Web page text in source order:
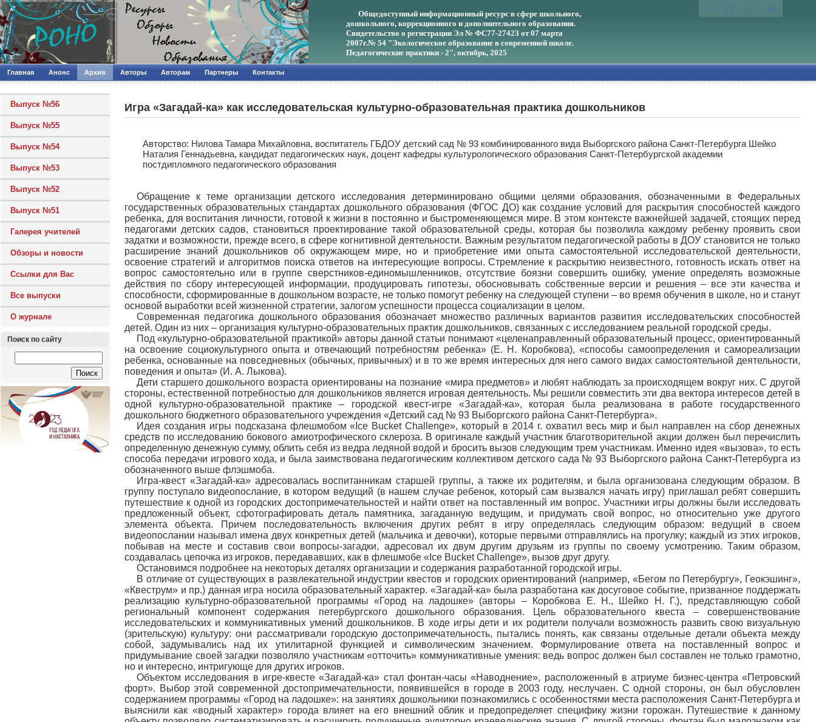
Общедоступный информационный ресурс в сфере школьного,
дошкольного, коррекционного и дополнительного образования.
Свидетельство о регистрации Эл № ФС77-27423 от 07 марта
2007г.№ 54 "Экологическое образование в современной школе.
Педагогические практики - 2", октябрь, 2025
Главная Анонс Архив Авторы Авторам Партнеры Контакты
Выпуск №56
Выпуск №55
Выпуск №54
Выпуск №53
Выпуск №52
Выпуск №51
Галерея учителей
Обзоры и новости
Ссылки для Вас
Все выпуски
О журнале
Поиск по сайту
Игра «Загадай-ка» как исследовательская культурно-образовательная практика дошкольников
Авторcтво: Нилова Тамара Михайловна, воспитатель ГБДОУ детский сад № 93 комбинированного вида Выборгского района Санкт-Петербурга Шейко
Наталия Геннадьевна, кандидат педагогических наук, доцент кафедры культурологического образования Санкт-Петербургской академии
постдипломного педагогического образования
Обращение к теме организации детского исследования детерминировано общими целями образования, обозначенными в Федеральных
государственных образовательных стандартах дошкольного образования (ФГОС ДО) как создание условий для раскрытия способностей каждого
ребенка, для воспитания личности, готовой к жизни в постоянно и быстроменяющемся мире. В этом контексте важнейшей задачей, стоящих перед
педагогами детских садов, становиться проектирование такой образовательной среды, которая бы позволила каждому ребенку проявить свои
задатки и возможности, прежде всего, в сфере когнитивной деятельности. Важным результатом педагогической работы в ДОУ становится не только
расширение знаний дошкольников об окружающем мире, но и приобретение ими опыта самостоятельной исследовательской деятельности,
освоение стратегий и алгоритмов поиска ответов на интересующие вопросы. Стремление к раскрытию неизвестного, готовность искать ответ на
вопрос самостоятельно или в группе сверстников-единомышленников, отсутствие боязни совершить ошибку, умение определять возможные
действия по сбору интересующей информации, продуцировать гипотезы, обосновывать собственные версии и решения – все эти качества и
способности, сформированные в дошкольном возрасте, не только помогут ребенку на следующей ступени – во время обучения в школе, но и станут
основой выработки всей жизненной стратегии, залогом успешности процесса социализации в целом.
Современная педагогика дошкольного образования обозначает множество различных вариантов развития исследовательских способностей
детей. Один из них – организация культурно-образовательных практик дошкольников, связанных с исследованием реальной городской среды.
Под «культурно-образовательной практикой» авторы данной статьи понимают «целенаправленный образовательный процесс, ориентированный
на освоение социокультурного опыта и отвечающий потребностям ребенка» (Е. Н. Коробкова), «способы самоопределения и самореализации
ребенка, основанные на повседневных (обычных, привычных) и в то же время интересных для него самого видах самостоятельной деятельности,
поведения и опыта» (И. А. Лыкова).
Дети старшего дошкольного возраста ориентированы на познание «мира предметов» и любят наблюдать за происходящем вокруг них. С другой
стороны, естественной потребностью для дошкольников является игровая деятельность. Мы решили совместить эти два вектора интересов детей в
одной культурно-образовательной практике – городской квест-игре «Загадай-ка», которая была реализована в работе государственного
дошкольного бюджетного образовательного учреждения «Детский сад № 93 Выборгского района Санкт-Петербурга».
Идея создания игры подсказана флешмобом «Ice Bucket Challenge», который в 2014 г. охватил весь мир и был направлен на сбор денежных
средств по исследованию бокового амиотрофического склероза. В оригинале каждый участник благотворительной акции должен был перечислить
определенную денежную сумму, облить себя из ведра ледяной водой и бросить вызов следующим трем участникам. Именно идея «вызова», то есть
способа передачи игрового хода, и была заимствована педагогическим коллективом детского сада № 93 Выборгского района Санкт-Петербурга из
обозначенного выше флэшмоба.
Игра-квест «Загадай-ка» адресовалась воспитанникам старшей группы, а также их родителям, и была организована следующим образом. В
группу поступало видеопослание, в котором ведущий (в нашем случае ребенок, который сам вызвался начать игру) приглашал ребят совершить
путешествие к одной из городских достопримечательностей и найти ответ на поставленный им вопрос. Участники игры должны были исследовать
предложенный объект, сфотографировать деталь памятника, загаданную ведущим, и придумать свой вопрос, но относительно уже другого
элемента объекта. Причем последовательность включения других ребят в игру определялась следующим образом: ведущий в своем
видеопослании называл имена двух конкретных детей (мальчика и девочки), которые первыми отправлялись на прогулку; каждый из этих игроков,
побывав на месте и составив свои вопросы-загадки, адресовал их двум другим друзьям из группы по своему усмотрению. Таким образом,
создавалась цепочка из игроков, передававших, как в флешмобе «Ice Bucket Challenge», вызов друг другу.
Остановимся подробнее на некоторых деталях организации и содержания разработанной городской игры.
В отличие от существующих в развлекательной индустрии квестов и городских ориентирований (например, «Бегом по Петербургу», Геокэшинг»,
«Квеструм» и пр.) данная игра носила образовательный характер. «Загадай-ка» была разработана как досуговое событие, призванное поддержать
реализацию культурно-образовательной программы «Город на ладошке» (авторы – Коробкова Е. Н., Шейко Н. Г.), представляющую собой
региональный компонент содержания петербургского дошкольного образования. Цель образовательного квеста – совершенствование
исследовательских и коммуникативных умений дошкольников. В ходе игры дети и их родители получали возможность развить свою визуальную
(зрительскую) культуру: они рассматривали городскую достопримечательность, пытались понять, как связаны отдельные детали объекта между
собой, задумывались над их утилитарной функцией и символическим значением. Формулирование ответа на поставленный вопрос и
придумывание своей загадки позволяло участникам «отточить» коммуникативные умения: ведь вопрос должен был составлен не только грамотно,
но и интересно, интригующе для других игроков.
Объектом исследования в игре-квесте «Загадай-ка» стал фонтан-часы «Наводнение», расположенный в атриуме бизнес-центра «Петровский
форт». Выбор этой современной достопримечательности, появившейся в городе в 2003 году, неслучаен. С одной стороны, он был обусловлен
содержанием программы «Город на ладошке»: на занятиях дошкольники познакомились с особенностями места расположения Санкт-Петербурга и
выяснили как «водный характер» города влияет на его внешний облик и предопределяет специфику жизни горожан. Путешествие к данному